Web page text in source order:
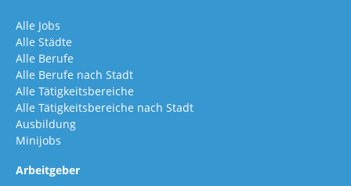
Alle Jobs
Alle Städte
Alle Berufe
Alle Berufe nach Stadt
Alle Tätigkeitsbereiche
Alle Tätigkeitsbereiche nach Stadt
Ausbildung
Minijobs
Arbeitgeber